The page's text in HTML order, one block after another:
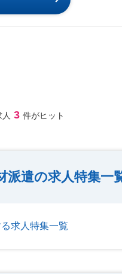
3 件がヒット
遣の求人特集一
求人特集一覧